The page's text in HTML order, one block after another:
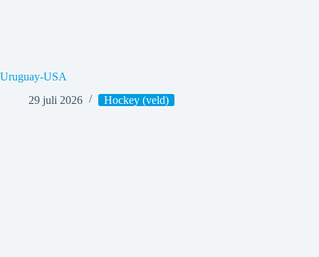
Uruguay-USA
29 juli 2026
Hockey (veld)